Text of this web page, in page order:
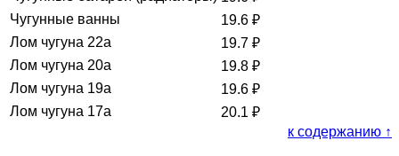
Чугунные ванны
19.6 ₽
Лом чугуна 22а
19.7 ₽
Лом чугуна 20а
19.8 ₽
Лом чугуна 19а
19.6 ₽
Лом чугуна 17а
20.1 ₽
к содержанию ↑